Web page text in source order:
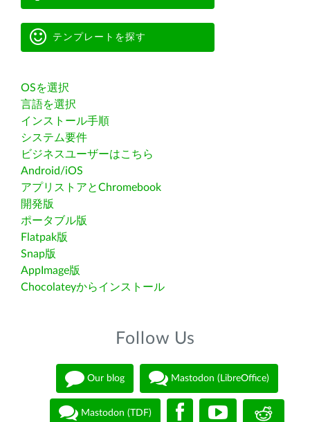
テンプレートを探す
OSを選択
言語を選択
インストール手順
システム要件
ビジネスユーザーはこちら
Android/iOS
アプリストアとChromebook
開発版
ポータブル版
Flatpak版
Snap版
AppImage版
Chocolateyからインストール
Follow Us
Our blog Mastodon (LibreOffice)
Mastodon (TDF)